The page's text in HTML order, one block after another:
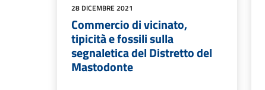
28 DICEMBRE 2021
Commercio di vicinato,
tipicità e fossili sulla
segnaletica del Distretto del
Mastodonte